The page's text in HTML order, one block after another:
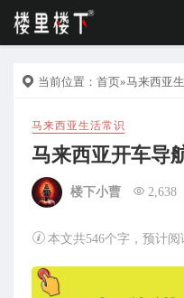
当前位置： 首页»马来西亚
马来西亚生活常识
马来西亚开车导
楼下小曹 2,638
本文共546个字，预计阅